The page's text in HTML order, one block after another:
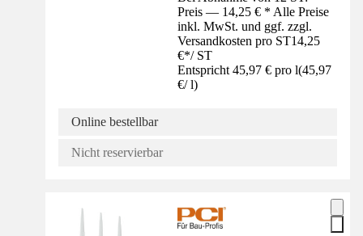
Preis — 14,25 € * Alle Preise
inkl. MwSt. und ggf. zzgl.
Versandkosten pro ST14,25
€*/ ST
Entspricht 45,97 € pro l(45,97
€/ l)
Online bestellbar
Nicht reservierbar